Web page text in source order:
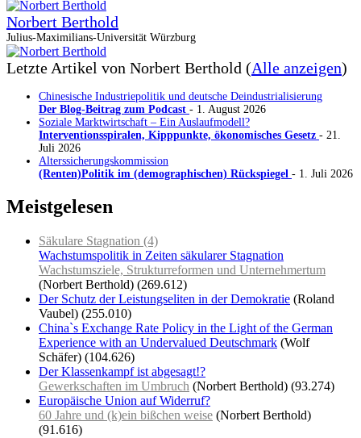
Norbert Berthold
Julius-Maximilians-Universität Würzburg
Letzte Artikel von Norbert Berthold (Alle anzeigen)
Chinesische Industriepolitik und deutsche Deindustrialisierung
Der Blog-Beitrag zum Podcast - 1. August 2026
Soziale Marktwirtschaft – Ein Auslaufmodell?
Interventionsspiralen, Kipppunkte, ökonomisches Gesetz - 21.
Juli 2026
Alterssicherungskommission
(Renten)Politik im (demographischen) Rückspiegel - 1. Juli 2026
Meistgelesen
Säkulare Stagnation (4)
Wachstumspolitik in Zeiten säkularer Stagnation
Wachstumsziele, Strukturreformen und Unternehmertum
(Norbert Berthold) (269.612)
Der Schutz der Leistungseliten in der Demokratie (Roland
Vaubel) (255.010)
China`s Exchange Rate Policy in the Light of the German
Experience with an Undervalued Deutschmark (Wolf
Schäfer) (104.626)
Der Klassenkampf ist abgesagt!?
Gewerkschaften im Umbruch (Norbert Berthold) (93.274)
Europäische Union auf Widerruf?
60 Jahre und (k)ein bißchen weise (Norbert Berthold)
(91.616)